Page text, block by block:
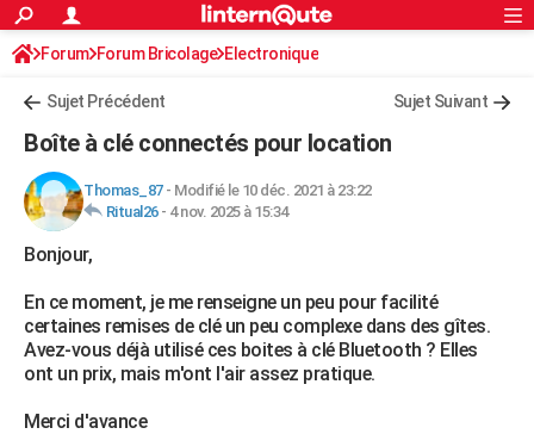
ACTUALITÉS
Politique
Société
Faits Divers
Education
Monde
Villes
+
FINANCE
Retraite
Impôts
Epargne
Immobilier
Risques naturels par ville
Banque
Assurance
Crédit
AUTO
Essais
Réserver un essai
Citadines
Berlines
SUV
Forum auto
+HIGH-TECH
Mobiles
Meilleur smartphone
Internet
Ordinateurs
Jeux vidéo
Guide high-tech
+BRICOLAGE
Forum
Aménagement intérieur
Extérieur
Cuisine
Salle de bains
Jardinage
Rangement
WEEK-END
Guides de France
Escapades
Patrimoine
Expositions
Musées
Week-end nature
+LIFESTYLE
S'inscrire
Connexion
Forum Forum Bricolage Electronique
Sujet Précédent Sujet Suivant
Boîte à clé connectés pour location
Thomas_87- Modifié le 10 déc. 2021 à 23:22
Ritual26- 4 nov. 2025 à 15:34
Bonjour,
En ce moment, je me renseigne un peu pour facilité
certaines remises de clé un peu complexe dans des gîtes.
Avez-vous déjà utilisé ces boites à clé Bluetooth ? Elles
ont un prix, mais m'ont l'air assez pratique.
Merci d'avance